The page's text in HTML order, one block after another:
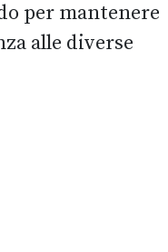
per mantenere
alle diverse